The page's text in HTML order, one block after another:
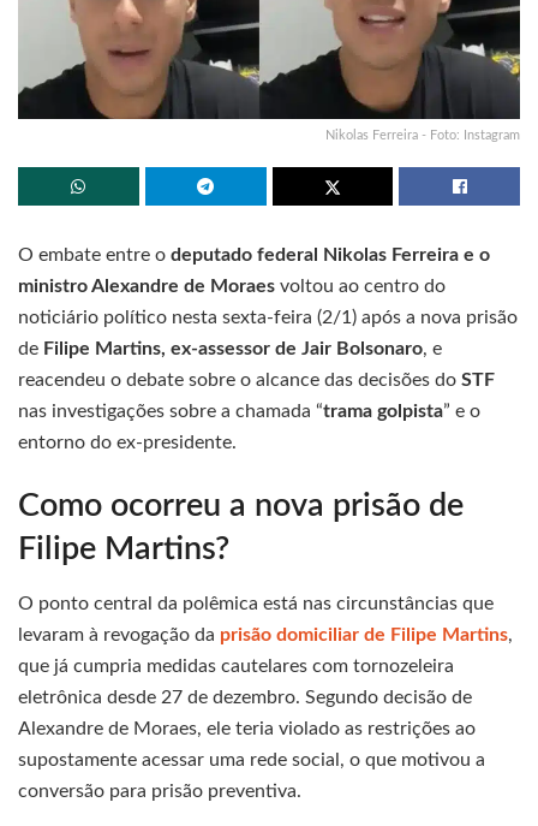
Nikolas Ferreira - Foto: Instagram
O embate entre o deputado federal Nikolas Ferreira e o
ministro Alexandre de Moraes voltou ao centro do
noticiário político nesta sexta-feira (2/1) após a nova prisão
de Filipe Martins, ex-assessor de Jair Bolsonaro, e
reacendeu o debate sobre o alcance das decisões do STF
nas investigações sobre a chamada “trama golpista” e o
entorno do ex-presidente.
Como ocorreu a nova prisão de
Filipe Martins?
O ponto central da polêmica está nas circunstâncias que
levaram à revogação da prisão domiciliar de Filipe Martins,
que já cumpria medidas cautelares com tornozeleira
eletrônica desde 27 de dezembro. Segundo decisão de
Alexandre de Moraes, ele teria violado as restrições ao
supostamente acessar uma rede social, o que motivou a
conversão para prisão preventiva.